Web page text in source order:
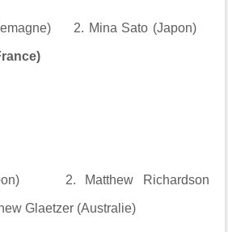
2. Mina Sato (Japon)
2. Matthew Richardson
Glaetzer (Australie)